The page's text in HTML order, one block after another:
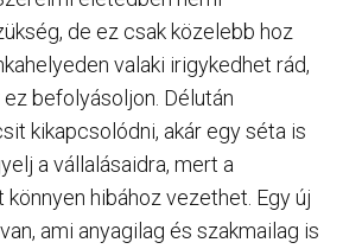
de ez csak közelebb hoz
valaki irigykedhet rád,
befolyásoljon. Délután
kikapcsolódni, akár egy séta is
a vállalásaidra, mert a
hibához vezethet. Egy új
ami anyagilag és szakmailag is